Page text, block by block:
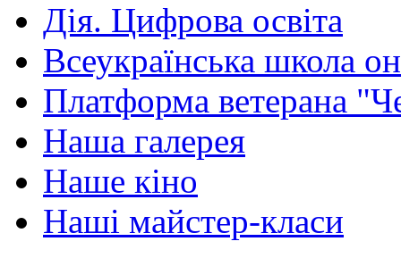
Дія. Цифрова освіта
Всеукраїнська школа
Платформа ветерана
Наша галерея
Наше кіно
Наші майстер-класи